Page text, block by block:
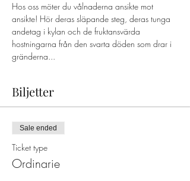
Hos oss möter du vålnaderna ansikte mot
ansikte! Hör deras släpande steg, deras tunga
andetag i kylan och de fruktansvärda
hostningarna från den svarta döden som drar i
gränderna...
Biljetter
Sale ended
Ticket type
Ordinarie